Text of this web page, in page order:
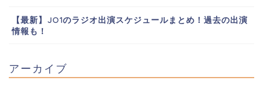
【最新】JO1のラジオ出演スケジュールまとめ！過去の出演
情報も！
アーカイブ